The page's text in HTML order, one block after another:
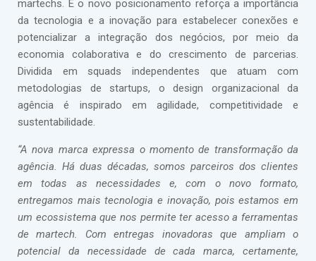
martechs. E o novo posicionamento reforça a importância
da tecnologia e a inovação para estabelecer conexões e
potencializar a integração dos negócios, por meio da
economia colaborativa e do crescimento de parcerias.
Dividida em squads independentes que atuam com
metodologias de startups, o design organizacional da
agência é inspirado em agilidade, competitividade e
sustentabilidade.
“A nova marca expressa o momento de transformação da
agência. Há duas décadas, somos parceiros dos clientes
em todas as necessidades e, com o novo formato,
entregamos mais tecnologia e inovação, pois estamos em
um ecossistema que nos permite ter acesso a ferramentas
de martech. Com entregas inovadoras que ampliam o
potencial da necessidade de cada marca, certamente,